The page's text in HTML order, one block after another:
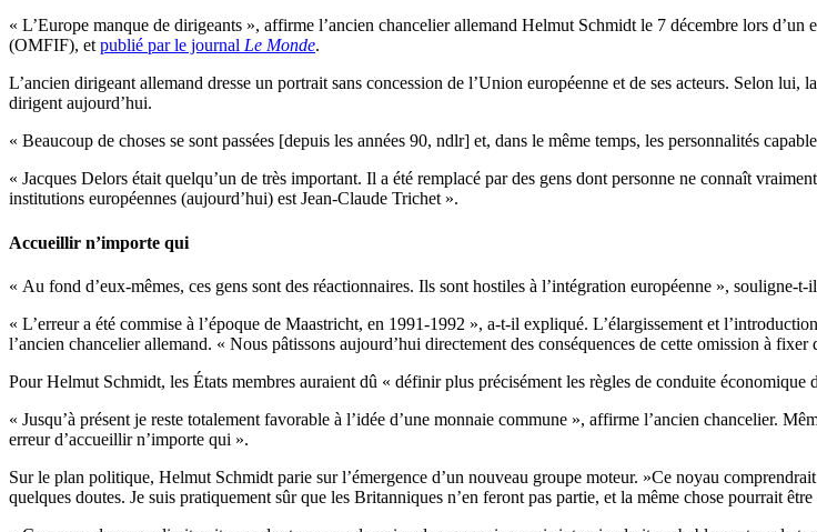
« L’Europe manque de dirigeants », affirme l’ancien chancelier allemand Helmut Schmidt le 7 décembre lors
(OMFIF), et publié par le journal Le Monde.
L’ancien dirigeant allemand dresse un portrait sans concession de l’Union européenne et de ses acteurs. Selon
dirigent aujourd’hui.
« Beaucoup de choses se sont passées [depuis les années 90, ndlr] et, dans le même temps, les personnalités
« Jacques Delors était quelqu’un de très important. Il a été remplacé par des gens dont personne ne connaît
institutions européennes (aujourd’hui) est Jean-Claude Trichet ».
Accueillir n’importe qui
« Au fond d’eux-mêmes, ces gens sont des réactionnaires. Ils sont hostiles à l’intégration européenne », souligne-
« L’erreur a été commise à l’époque de Maastricht, en 1991-1992 », a-t-il expliqué. L’élargissement et
l’ancien chancelier allemand. « Nous pâtissons aujourd’hui directement des conséquences de cette omission à fixer
Pour Helmut Schmidt, les États membres auraient dû « définir plus précisément les règles de conduite
« Jusqu’à présent je reste totalement favorable à l’idée d’une monnaie commune », affirme l’ancien chancelier.
erreur d’accueillir n’importe qui ».
Sur le plan politique, Helmut Schmidt parie sur l’émergence d’un nouveau groupe moteur. »Ce noyau
quelques doutes. Je suis pratiquement sûr que les Britanniques n’en feront pas partie, et la même chose pourrait